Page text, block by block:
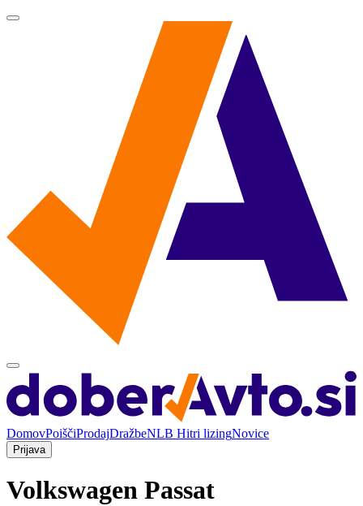
DomovPoiščiProdajDražbeNLB Hitri lizingNovice
Prijava
Volkswagen Passat